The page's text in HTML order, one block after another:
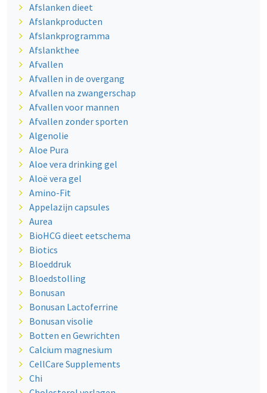
Afslanken dieet
Afslankproducten
Afslankprogramma
Afslankthee
Afvallen
Afvallen in de overgang
Afvallen na zwangerschap
Afvallen voor mannen
Afvallen zonder sporten
Algenolie
Aloe Pura
Aloe vera drinking gel
Aloë vera gel
Amino-Fit
Appelazijn capsules
Aurea
BioHCG dieet eetschema
Biotics
Bloeddruk
Bloedstolling
Bonusan
Bonusan Lactoferrine
Bonusan visolie
Botten en Gewrichten
Calcium magnesium
CellCare Supplements
Chi